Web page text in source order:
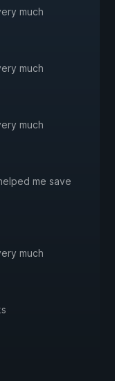
much
much
much
me save
much